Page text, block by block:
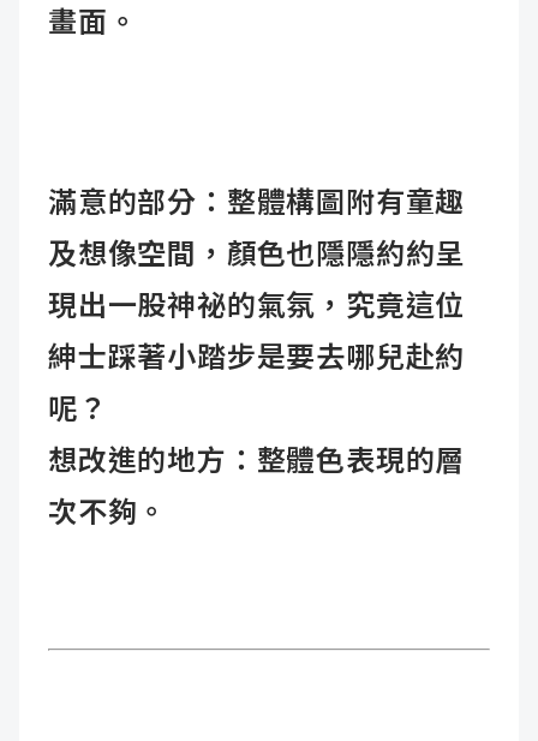
畫面。
滿意的部分：整體構圖附有童趣
及想像空間，顏色也隱隱約約呈
現出一股神祕的氣氛，究竟這位
紳士踩著小踏步是要去哪兒赴約
呢？
想改進的地方：整體色表現的層
次不夠。